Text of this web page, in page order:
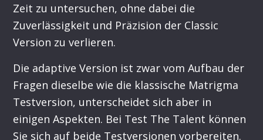
Zeit zu untersuchen, ohne dabei die
Zuverlässigkeit und Präzision der Classic
Version zu verlieren.
Die adaptive Version ist zwar vom Aufbau der
Fragen dieselbe wie die klassische Matrigma
Testversion, unterscheidet sich aber in
einigen Aspekten. Bei Test The Talent können
Sie sich auf beide Testversionen vorbereiten.